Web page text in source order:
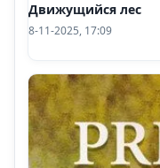
Движущийся лес
8-11-2025, 17:09